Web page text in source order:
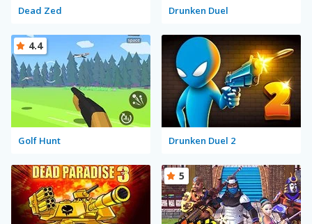
Dead Zed Drunken Duel
Golf Hunt
4.4
Drunken Duel 2
5